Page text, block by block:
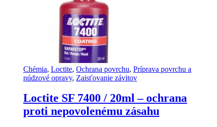
Chémia, Loctite, Ochrana povrchu, Príprava povrchu a
núdzové opravy, Zaisťovanie závitov
Loctite SF 7400 / 20ml – ochrana
proti nepovolenému zásahu